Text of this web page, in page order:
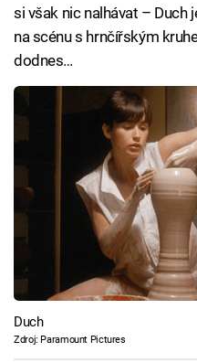
si však nic nalhávat – Duch
na scénu s hrnčířským
dodnes…
Duch
Zdroj: Paramount Pictures